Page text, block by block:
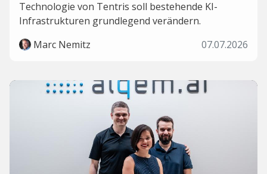
Technologie von Tentris soll bestehende KI-
Infrastrukturen grundlegend verändern.
Marc Nemitz
07.07.2026